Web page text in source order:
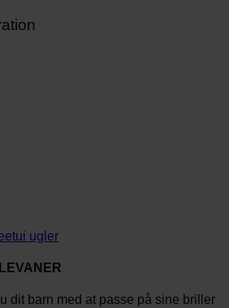
dit barn med at passe på sine briller